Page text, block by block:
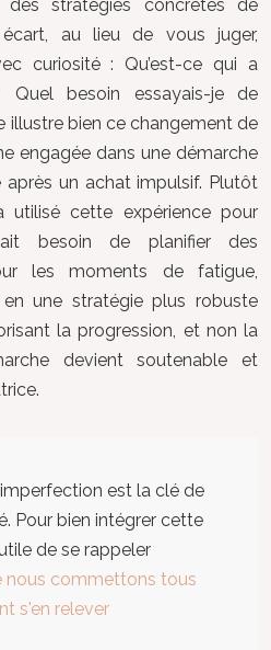
stratégies concrètes de
au lieu de vous juger,
curiosité : Qu’est-ce qui a
besoin essayais-je de
illustre bien ce changement de
engagée dans une démarche
un achat impulsif. Plutôt
utilisé cette expérience pour
besoin de planifier des
les moments de fatigue,
une stratégie plus robuste
la progression, et non la
devient soutenable et
est la clé de
Pour bien intégrer cette
de se rappeler
nous commettons tous
s'en relever